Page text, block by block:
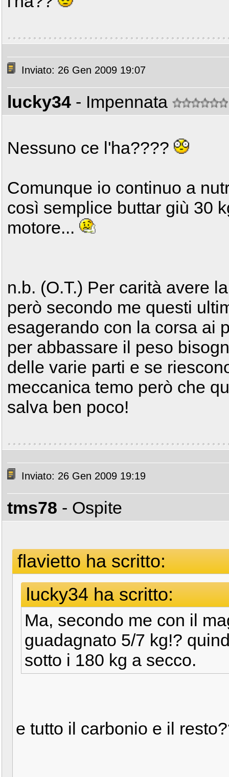
Inviato: 26 Gen 2009 19:07
lucky34 - Impennata
Nessuno ce l'ha????
Comunque io continuo a
così semplice buttar giù 30
motore...
n.b. (O.T.) Per carità avere
però secondo me questi
esagerando con la corsa ai
per abbassare il peso
delle varie parti e se
meccanica temo però che
salva ben poco!
Inviato: 26 Gen 2009 19:19
tms78 - Ospite
flavietto ha scritto:
lucky34 ha scritto:
Ma, secondo me con il
guadagnato 5/7 kg!?
sotto i 180 kg a secco.
e tutto il carbonio e il